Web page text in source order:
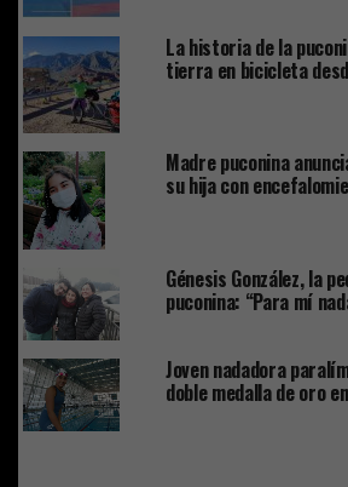
La historia de la
tierra en bicicleta
Madre puconina
su hija con
Génesis González, la
puconina: “Para mí
Joven nadadora
doble medalla de oro